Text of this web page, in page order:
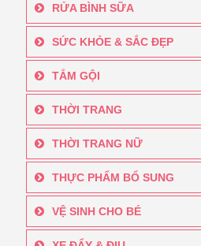
RỬA BÌNH SỮA
SỨC KHỎE & SẮC ĐẸP
TẮM GỘI
THỜI TRANG
THỜI TRANG NỮ
THỰC PHẨM BỔ SUNG
VỆ SINH CHO BÉ